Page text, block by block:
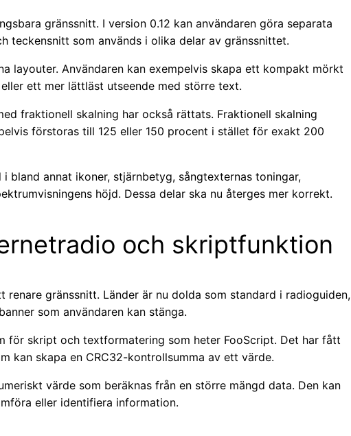
gränssnitt. I version 0.12 kan användaren göra separata
teckensnitt som används i olika delar av gränssnittet.
layouter. Användaren kan exempelvis skapa ett kompakt mörkt
ett mer lättläst utseende med större text.
fraktionell skalning har också rättats. Fraktionell skalning
förstoras till 125 eller 150 procent i stället för exakt 200
bland annat ikoner, stjärnbetyg, sångtexternas toningar,
höjd. Dessa delar ska nu återges mer korrekt.
och skriptfunktion
renare gränssnitt. Länder är nu dolda som standard i radioguiden,
som användaren kan stänga.
för skript och textformatering som heter FooScript. Det har fått
kan skapa en CRC32-kontrollsumma av ett värde.
värde som beräknas från en större mängd data. Den kan
eller identifiera information.